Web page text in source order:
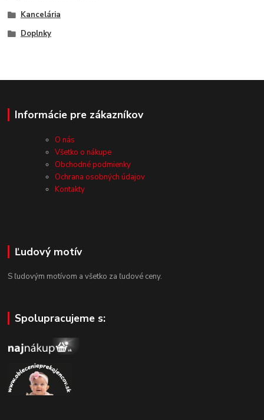
Kancelária
Doplnky
Informácie pre zákazníkov
O nás
Všetko o nákupe
Obchodné podmienky
Ochrana osobných údajov
Kontakty
Ľudový motív
S ľudovým motívom a všetko za ľudové ceny.
Spolupracujeme s: